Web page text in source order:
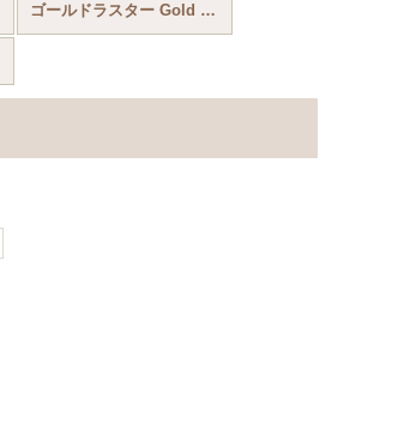
ゴールドラスター Gold Luster